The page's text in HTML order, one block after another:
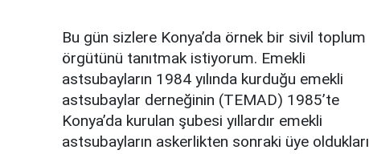
Bu gün sizlere Konya’da örnek bir sivil toplum
örgütünü tanıtmak istiyorum. Emekli
astsubayların 1984 yılında kurduğu emekli
astsubaylar derneğinin (TEMAD) 1985’te
Konya’da kurulan şubesi yıllardır emekli
astsubayların askerlikten sonraki üye oldukları